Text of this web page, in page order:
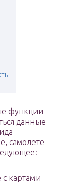
функции
данные
самолете
с картами